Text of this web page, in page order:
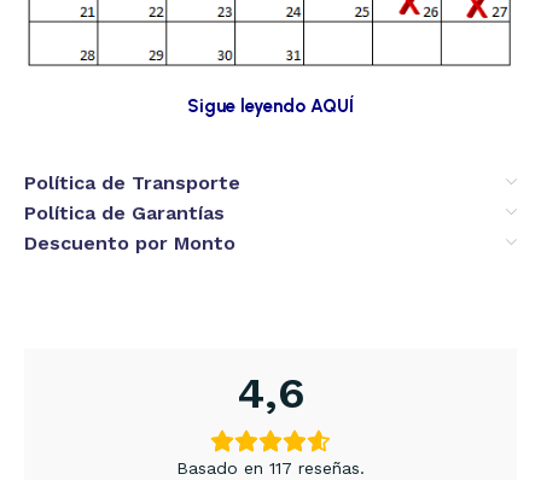
Sigue leyendo AQUÍ
Política de Transporte
Política de Garantías
Descuento por Monto
4,6
Basado en 117 reseñas.